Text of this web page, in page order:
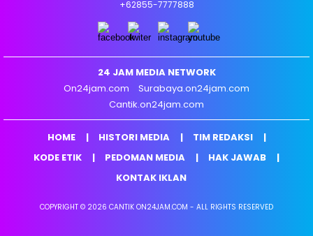
+62855-7777888
24 JAM MEDIA NETWORK
On24jam.com
Surabaya.on24jam.com
Cantik.on24jam.com
HOME HISTORI MEDIA
TIM REDAKSI
KODE ETIK
PEDOMAN MEDIA
HAK JAWAB
KONTAK IKLAN
COPYRIGHT © 2026 CANTIK ON24JAM.COM - ALL RIGHTS RESERVED